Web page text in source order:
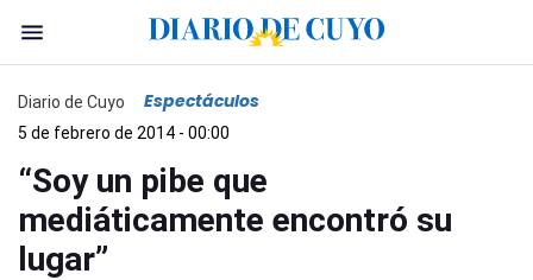
Diario de Cuyo Espectáculos
5 de febrero de 2014 - 00:00
“Soy un pibe que
mediáticamente encontró su
lugar”